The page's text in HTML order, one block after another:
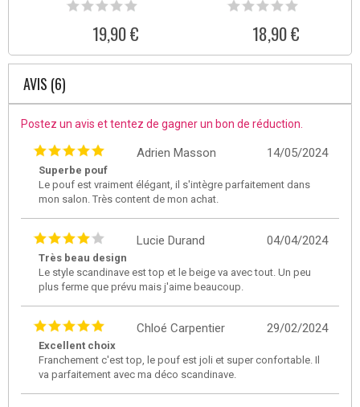
19,90 € 18,90 €
AVIS (6)
Postez un avis et tentez de gagner un bon de réduction.
14/05/2024
Adrien Masson
Superbe pouf
Le pouf est vraiment élégant, il s'intègre parfaitement dans
mon salon. Très content de mon achat.
04/04/2024
Lucie Durand
Très beau design
Le style scandinave est top et le beige va avec tout. Un peu
plus ferme que prévu mais j'aime beaucoup.
29/02/2024
Chloé Carpentier
Excellent choix
Franchement c'est top, le pouf est joli et super confortable. Il
va parfaitement avec ma déco scandinave.